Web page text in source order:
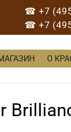
☎ +7
☎ +7
О